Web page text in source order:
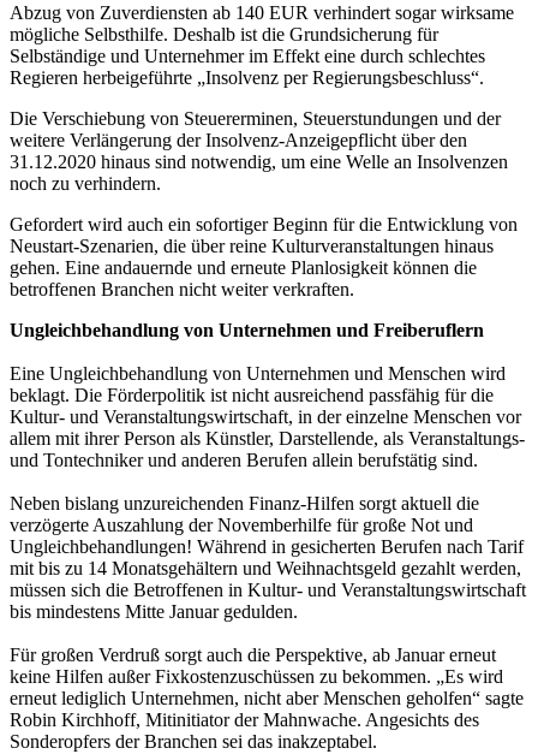
Abzug von Zuverdiensten ab 140 EUR verhindert sogar wirksame
mögliche Selbsthilfe. Deshalb ist die Grundsicherung für
Selbständige und Unternehmer im Effekt eine durch schlechtes
Regieren herbeigeführte „Insolvenz per Regierungsbeschluss“.
Die Verschiebung von Steuererminen, Steuerstundungen und der
weitere Verlängerung der Insolvenz-Anzeigepflicht über den
31.12.2020 hinaus sind notwendig, um eine Welle an Insolvenzen
noch zu verhindern.
Gefordert wird auch ein sofortiger Beginn für die Entwicklung von
Neustart-Szenarien, die über reine Kulturveranstaltungen hinaus
gehen. Eine andauernde und erneute Planlosigkeit können die
betroffenen Branchen nicht weiter verkraften.
Ungleichbehandlung von Unternehmen und Freiberuflern
Eine Ungleichbehandlung von Unternehmen und Menschen wird
beklagt. Die Förderpolitik ist nicht ausreichend passfähig für die
Kultur- und Veranstaltungswirtschaft, in der einzelne Menschen vor
allem mit ihrer Person als Künstler, Darstellende, als Veranstaltungs-
und Tontechniker und anderen Berufen allein berufstätig sind.
Neben bislang unzureichenden Finanz-Hilfen sorgt aktuell die
verzögerte Auszahlung der Novemberhilfe für große Not und
Ungleichbehandlungen! Während in gesicherten Berufen nach Tarif
mit bis zu 14 Monatsgehältern und Weihnachtsgeld gezahlt werden,
müssen sich die Betroffenen in Kultur- und Veranstaltungswirtschaft
bis mindestens Mitte Januar gedulden.
Für großen Verdruß sorgt auch die Perspektive, ab Januar erneut
keine Hilfen außer Fixkostenzuschüssen zu bekommen. „Es wird
erneut lediglich Unternehmen, nicht aber Menschen geholfen“ sagte
Robin Kirchhoff, Mitinitiator der Mahnwache. Angesichts des
Sonderopfers der Branchen sei das inakzeptabel.